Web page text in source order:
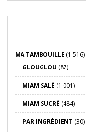
MA TAMBOUILLE (1 516)
GLOUGLOU (87)
MIAM SALÉ (1 001)
MIAM SUCRÉ (484)
PAR INGRÉDIENT (30)